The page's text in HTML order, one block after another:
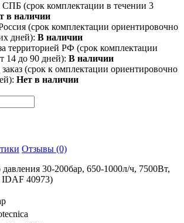
(срок комплектации в течении 3
в наличии
(срок комплектации ориентировочно
дней): В наличии
территорией РФ (срок комплектации
14 до 90 дней): В наличии
(срок к омплектации ориентировочно
Нет в наличии
Отзывы (0)
30-200бар, 650-1000л/ч, 7500Вт,
IDAF 40973)